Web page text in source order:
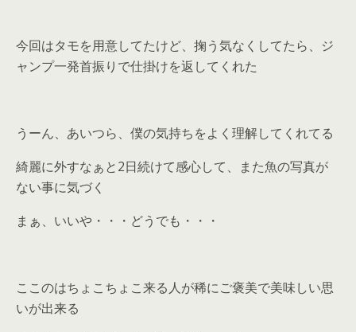
今回はタモを用意してたけど、掬う気なくしてたら、ジ
ャンプ一発首振りで仕掛けを返してくれた
うーん、あいつら、僕の気持ちをよく理解してくれてる
綺麗に外すなぁと2日続けて感心して、また魚の写真が
ない事に気づく
まぁ、いいや・・・どうでも・・・
ここのはちょこちょこ来る人が稀にご褒美で美味しい思
いが出来る